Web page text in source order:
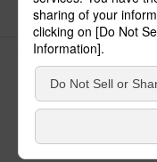
サイトのご利用にあたって
電
©